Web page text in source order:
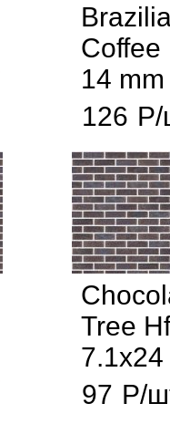
Coffee
14
126 Р/
Tree
7.1x24
97 Р/